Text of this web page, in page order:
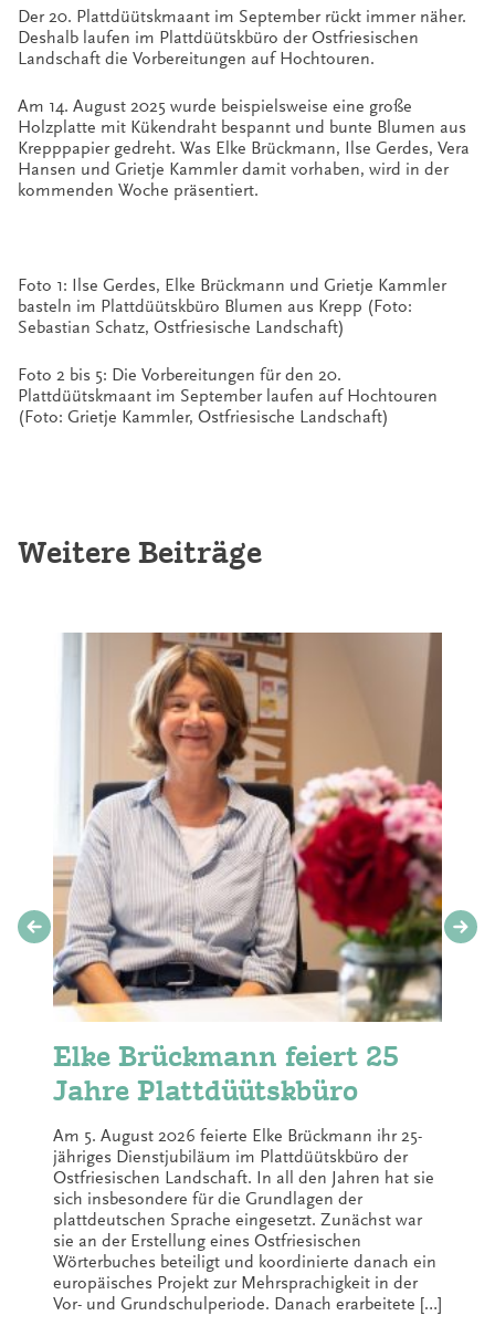
Der 20. Plattdüütskmaant im September rückt immer näher.
Deshalb laufen im Plattdüütskbüro der Ostfriesischen
Landschaft die Vorbereitungen auf Hochtouren.
Am 14. August 2025 wurde beispielsweise eine große
Holzplatte mit Kükendraht bespannt und bunte Blumen aus
Krepppapier gedreht. Was Elke Brückmann, Ilse Gerdes, Vera
Hansen und Grietje Kammler damit vorhaben, wird in der
kommenden Woche präsentiert.
Foto 1: Ilse Gerdes, Elke Brückmann und Grietje Kammler
basteln im Plattdüütskbüro Blumen aus Krepp (Foto:
Sebastian Schatz, Ostfriesische Landschaft)
Foto 2 bis 5: Die Vorbereitungen für den 20.
Plattdüütskmaant im September laufen auf Hochtouren
(Foto: Grietje Kammler, Ostfriesische Landschaft)
Weitere Beiträge
Elke Brückmann feiert 25
Jahre Plattdüütskbüro
Am 5. August 2026 feierte Elke Brückmann ihr 25-
jähriges Dienstjubiläum im Plattdüütskbüro der
Ostfriesischen Landschaft. In all den Jahren hat sie
sich insbesondere für die Grundlagen der
plattdeutschen Sprache eingesetzt. Zunächst war
sie an der Erstellung eines Ostfriesischen
Wörterbuches beteiligt und koordinierte danach ein
europäisches Projekt zur Mehrsprachigkeit in der
Vor- und Grundschulperiode. Danach erarbeitete […]